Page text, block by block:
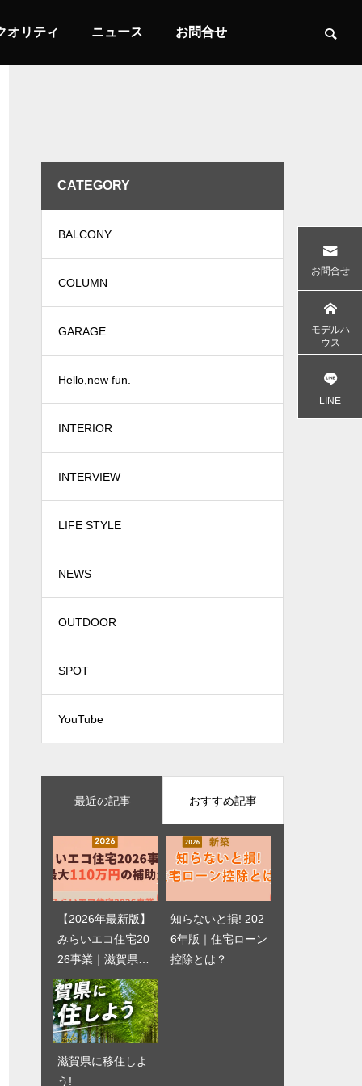
オリティ ニュース お問合せ
土間のある家
INTERIOR
バイクと
LIFE STYLE
CATEGORY
BALCONY
COLUMN
GARAGE
Hello,new fun.
INTERIOR
INTERVIEW
LIFE STYLE
NEWS
OUTDOOR
SPOT
YouTube
最近の記事 おすすめ記事
【2026年最新版】
みらいエコ住宅20
26事業｜滋賀県で
注文住宅を建てる
なら最大110万円
の補助金
知らないと損! 202
6年版｜住宅ローン
控除とは？
滋賀県に移住しよ
う!
低山でも絶景が見
たい！滋賀の初心
者向け登山・ハイ
キングスポット
アウトドアリビン
グの家
スタバのような家
を建てる | YouTub
お問合せ
モデルハ
ウス
LINE